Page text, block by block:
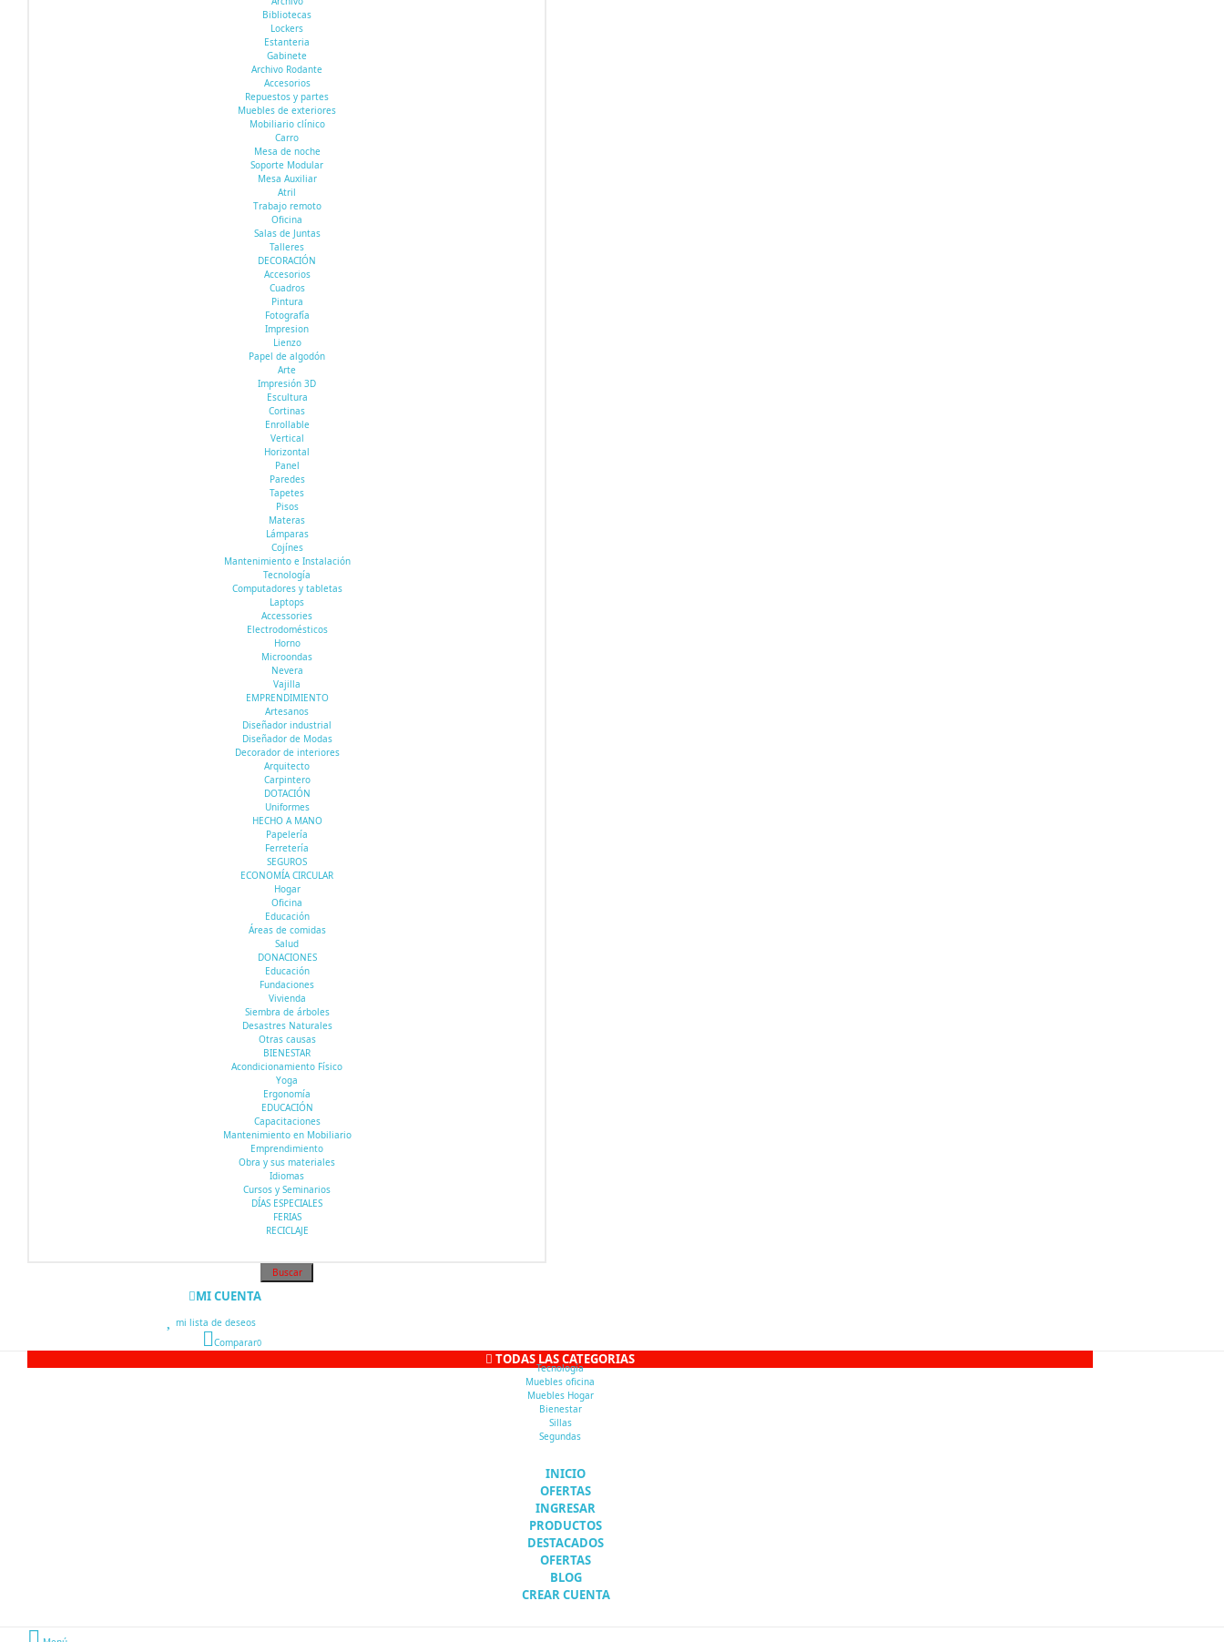
Bibliotecas
Lockers
Estanteria
Gabinete
Archivo Rodante
Accesorios
Repuestos y partes
Muebles de exteriores
Mobiliario clínico
Carro
Mesa de noche
Soporte Modular
Mesa Auxiliar
Atril
Trabajo remoto
Oficina
Salas de Juntas
Talleres
DECORACIÓN
Accesorios
Cuadros
Pintura
Fotografía
Impresion
Lienzo
Papel de algodón
Arte
Impresión 3D
Escultura
Cortinas
Enrollable
Vertical
Horizontal
Panel
Paredes
Tapetes
Pisos
Materas
Lámparas
Cojínes
Mantenimiento e Instalación
Tecnología
Computadores y tabletas
Laptops
Accessories
Electrodomésticos
Horno
Microondas
Nevera
Vajilla
EMPRENDIMIENTO
Artesanos
Diseñador industrial
Diseñador de Modas
Decorador de interiores
Arquitecto
Carpintero
DOTACIÓN
Uniformes
HECHO A MANO
Papelería
Ferretería
SEGUROS
ECONOMÍA CIRCULAR
Hogar
Oficina
Educación
Áreas de comidas
Salud
DONACIONES
Educación
Fundaciones
Vivienda
Siembra de árboles
Desastres Naturales
Otras causas
BIENESTAR
Acondicionamiento Físico
Yoga
Ergonomía
EDUCACIÓN
Capacitaciones
Mantenimiento en Mobiliario
Emprendimiento
Obra y sus materiales
Idiomas
Cursos y Seminarios
DÍAS ESPECIALES
FERIAS
RECICLAJE
Buscar
MI CUENTA
mi lista de deseos0
Comparar0
TODAS LAS CATEGORIAS
Tecnología
Muebles oficina
Muebles Hogar
Bienestar
Sillas
Segundas
INICIO
OFERTAS
INGRESAR
PRODUCTOS
DESTACADOS
OFERTAS
BLOG
CREAR CUENTA